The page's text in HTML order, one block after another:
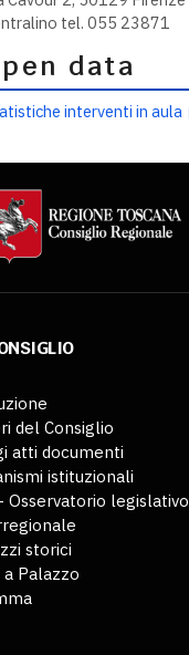
tel. 055 23871
data
interventi in aula
del Consiglio
atti documenti
istituzionali
Osservatorio legislativo
storici
Palazzo